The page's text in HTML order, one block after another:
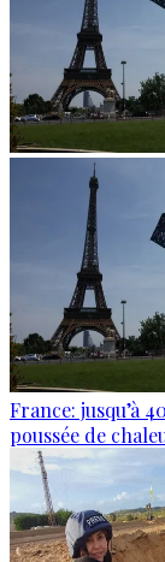
France: jusqu’à
poussée de